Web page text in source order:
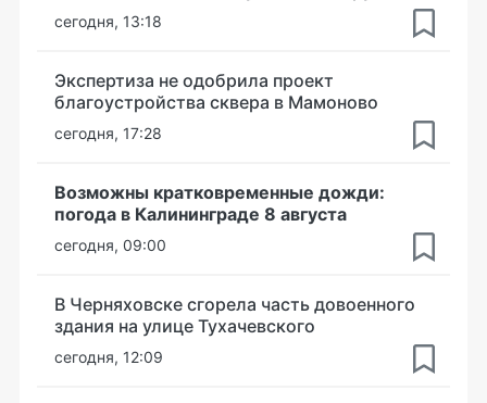
сегодня, 13:18
Экспертиза не одобрила проект
благоустройства сквера в Мамоново
сегодня, 17:28
Возможны кратковременные дожди:
погода в Калининграде 8 августа
сегодня, 09:00
В Черняховске сгорела часть довоенного
здания на улице Тухачевского
сегодня, 12:09